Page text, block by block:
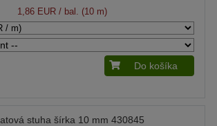
1,86 EUR / bal. (10 m)
Do košíka
stuha šírka 10 mm 430845